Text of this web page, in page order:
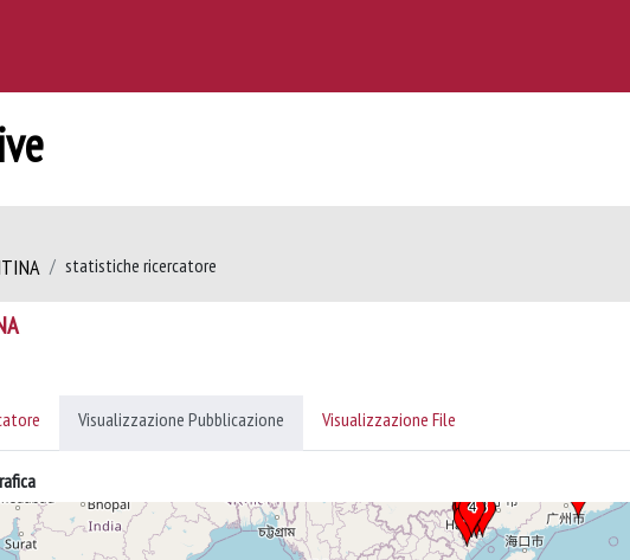
statistiche ricercatore
Visualizzazione Pubblicazione Visualizzazione File